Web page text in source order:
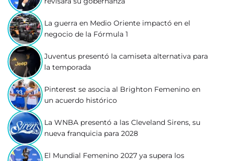
La guerra en Medio Oriente impactó en el
negocio de la Fórmula 1
Juventus presentó la camiseta alternativa para
la temporada
Pinterest se asocia al Brighton Femenino en
un acuerdo histórico
La WNBA presentó a las Cleveland Sirens, su
nueva franquicia para 2028
El Mundial Femenino 2027 ya supera los